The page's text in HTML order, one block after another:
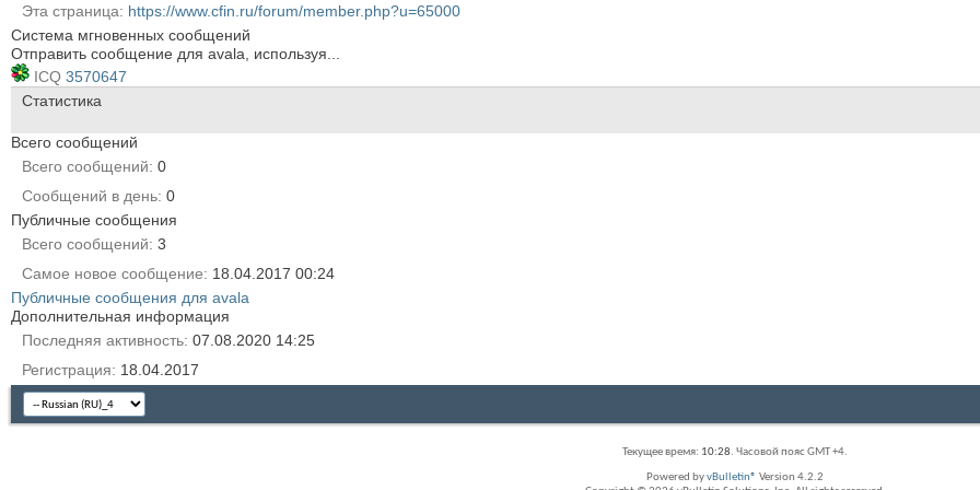
Эта страница
https://www.cfin.ru/forum/member.php?u=65000
Система мгновенных сообщений
Отправить сообщение для avala, используя...
ICQ 3570647
Статистика
Всего сообщений
Всего сообщений 0
Сообщений в день 0
Публичные сообщения
Всего сообщений 3
Самое новое сообщение
18.04.2017 00:24
Публичные сообщения для avala
Дополнительная информация
Последняя активность 07.08.2020 14:25
Регистрация
18.04.2017
Текущее время: 10:28. Часовой пояс GMT +4.
Powered byvBulletin® Version 4.2.2